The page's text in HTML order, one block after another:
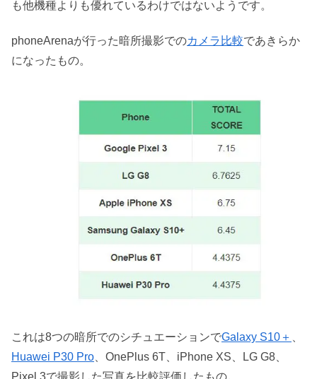
も他機種よりも優れているわけではないようです。
phoneArenaが行った暗所撮影でのカメラ比較であきらか
になったもの。
これは8つの暗所でのシチュエーションでGalaxy S10＋
Huawei P30 Pro 、OnePlus 6T、iPhone XS、LG G8、